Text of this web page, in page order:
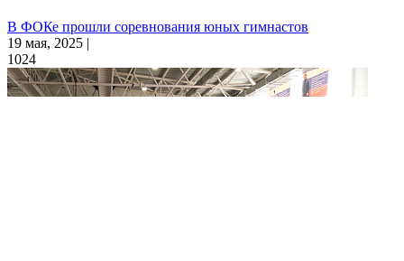
В ФОКе прошли соревнования юных гимнастов
19 мая, 2025 |
1024